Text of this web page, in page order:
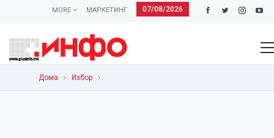
07/08/2026
МАРКЕТИНГ
MORE
Дома Избор